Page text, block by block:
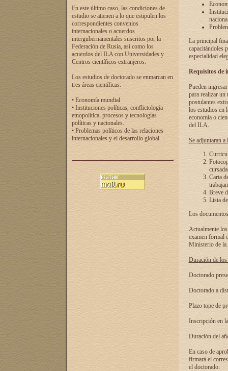
En este último caso, las condiciones de
estudio se atienen a lo que estipulen los
correspondientes convenios
internacionales o acuerdos
intergubernamentales suscritos por la
Federación de Rusia, así como los
acuerdos del ILA con Universidades y
Centros científicos extranjeros.
Los estudios de doctorado se enmarcan en
tres áreas científicas:
• Economía mundial
• Instituciones políticas, conflictología
etnopolítica, procesos y tecnologías
políticas y nacionales.
• Problemas políticos de las relaciones
internacionales y el desarrollo global
La principal
capacitándoles
especialidad
Requisitos de
Pueden
para realizar un
postulantes
los estudios en
economía o
del ILA.
Se adjuntaran a
Carta
Breve
Lista
Los
Actualmente
examen formal
Ministerio de la
Duración de
Doctorado
Doctorado a
Plazo tope de
Inscripción en
Duración del
En caso de
firmará el
el doctorado.